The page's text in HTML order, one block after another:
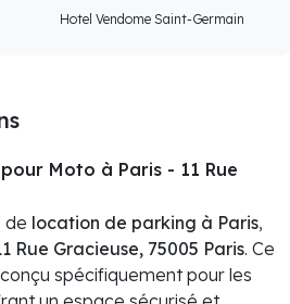
Hotel Vendome Saint-Germain
Moto à Paris - 11 Rue
de location de parking à Paris,
Rue Gracieuse, 75005 Paris. Ce
spécifiquement pour les